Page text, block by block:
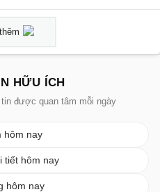
HỮU ÍCH
được quan tâm mỗi ngày
hôm nay
tiết hôm nay
hôm nay